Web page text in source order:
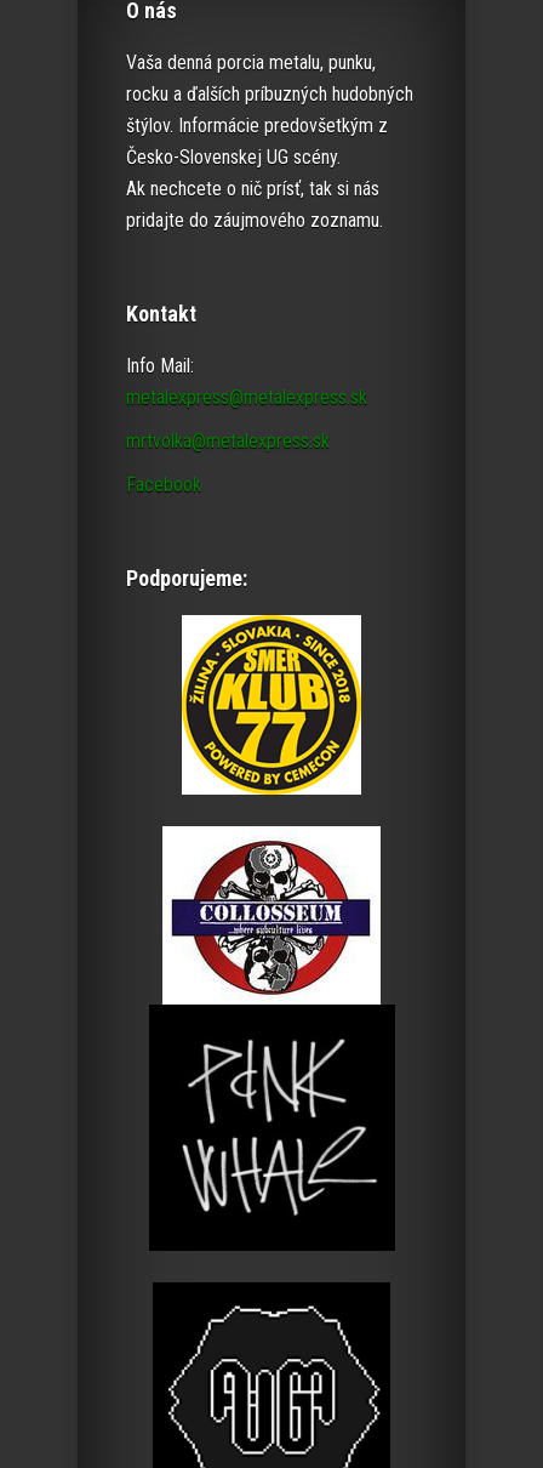
O nás
Vaša denná porcia metalu, punku,
rocku a ďalších príbuzných hudobných
štýlov. Informácie predovšetkým z
Česko-Slovenskej UG scény.
Ak nechcete o nič prísť, tak si nás
pridajte do záujmového zoznamu.
Kontakt
Info Mail:
metalexpress@metalexpress.sk
mrtvolka@metalexpress.sk
Facebook
Podporujeme: